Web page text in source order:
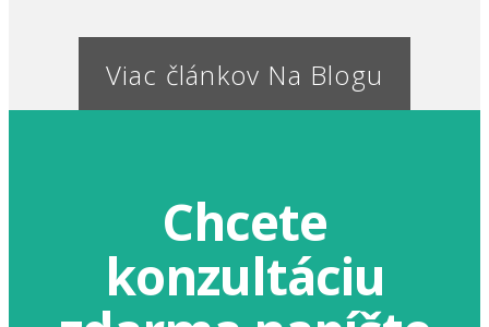
Viac článkov Na Blogu
Chcete
konzultáciu